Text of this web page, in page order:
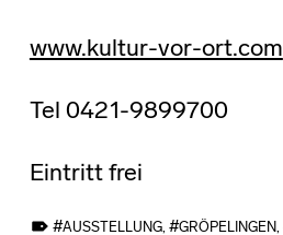
www.kultur-vor-ort.com
Tel 0421-9899700
Eintritt frei
AUSSTELLUNG, GRÖPELINGEN,